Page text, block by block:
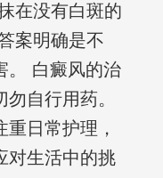
在没有白斑的
案明确是不
。 白癜风的治
自行用药。
日常护理，
对生活中的挑